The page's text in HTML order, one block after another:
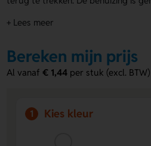
100% bamboe. Geschikt voor
aanbrengen. Bestel of vraag een
Voordelen van de RCS
Duurzaam materiaal
-
inhoud op basis van het totale
+ Lees meer
Bereken mijn prijs
Al vanaf€ 1,44 per stuk (excl. BTW)
1 Kies kleur